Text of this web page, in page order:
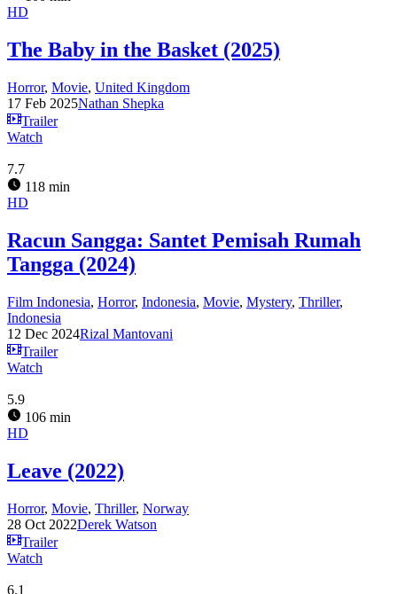
HD
The Baby in the Basket (2025)
Horror, Movie, United Kingdom
17 Feb 2025Nathan Shepka
Trailer
Watch
7.7
118 min
HD
Racun Sangga: Santet Pemisah Rumah
Tangga (2024)
Film Indonesia, Horror, Indonesia, Movie, Mystery, Thriller,
Indonesia
12 Dec 2024Rizal Mantovani
Trailer
Watch
5.9
106 min
HD
Leave (2022)
Horror, Movie, Thriller, Norway
28 Oct 2022Derek Watson
Trailer
Watch
6.1